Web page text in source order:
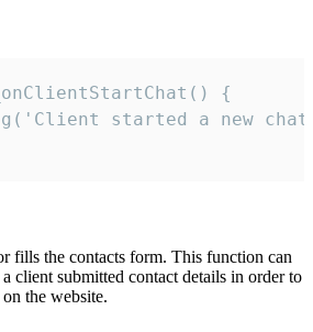
{
started a new
fills the contacts form. This function can
client submitted contact details in order to
the website.